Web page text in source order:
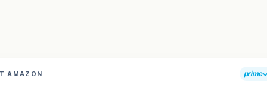
AMAZON prime